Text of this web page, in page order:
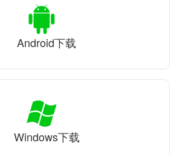
Android下载
Windows下载